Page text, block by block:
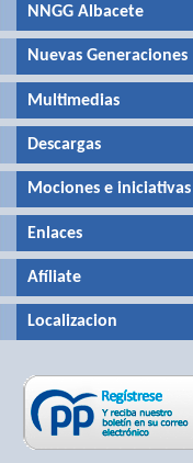
NNGG Albacete
Nuevas Generaciones
Multimedias
Descargas
Mociones e iniciativas
Enlaces
Afíliate
Localizacion